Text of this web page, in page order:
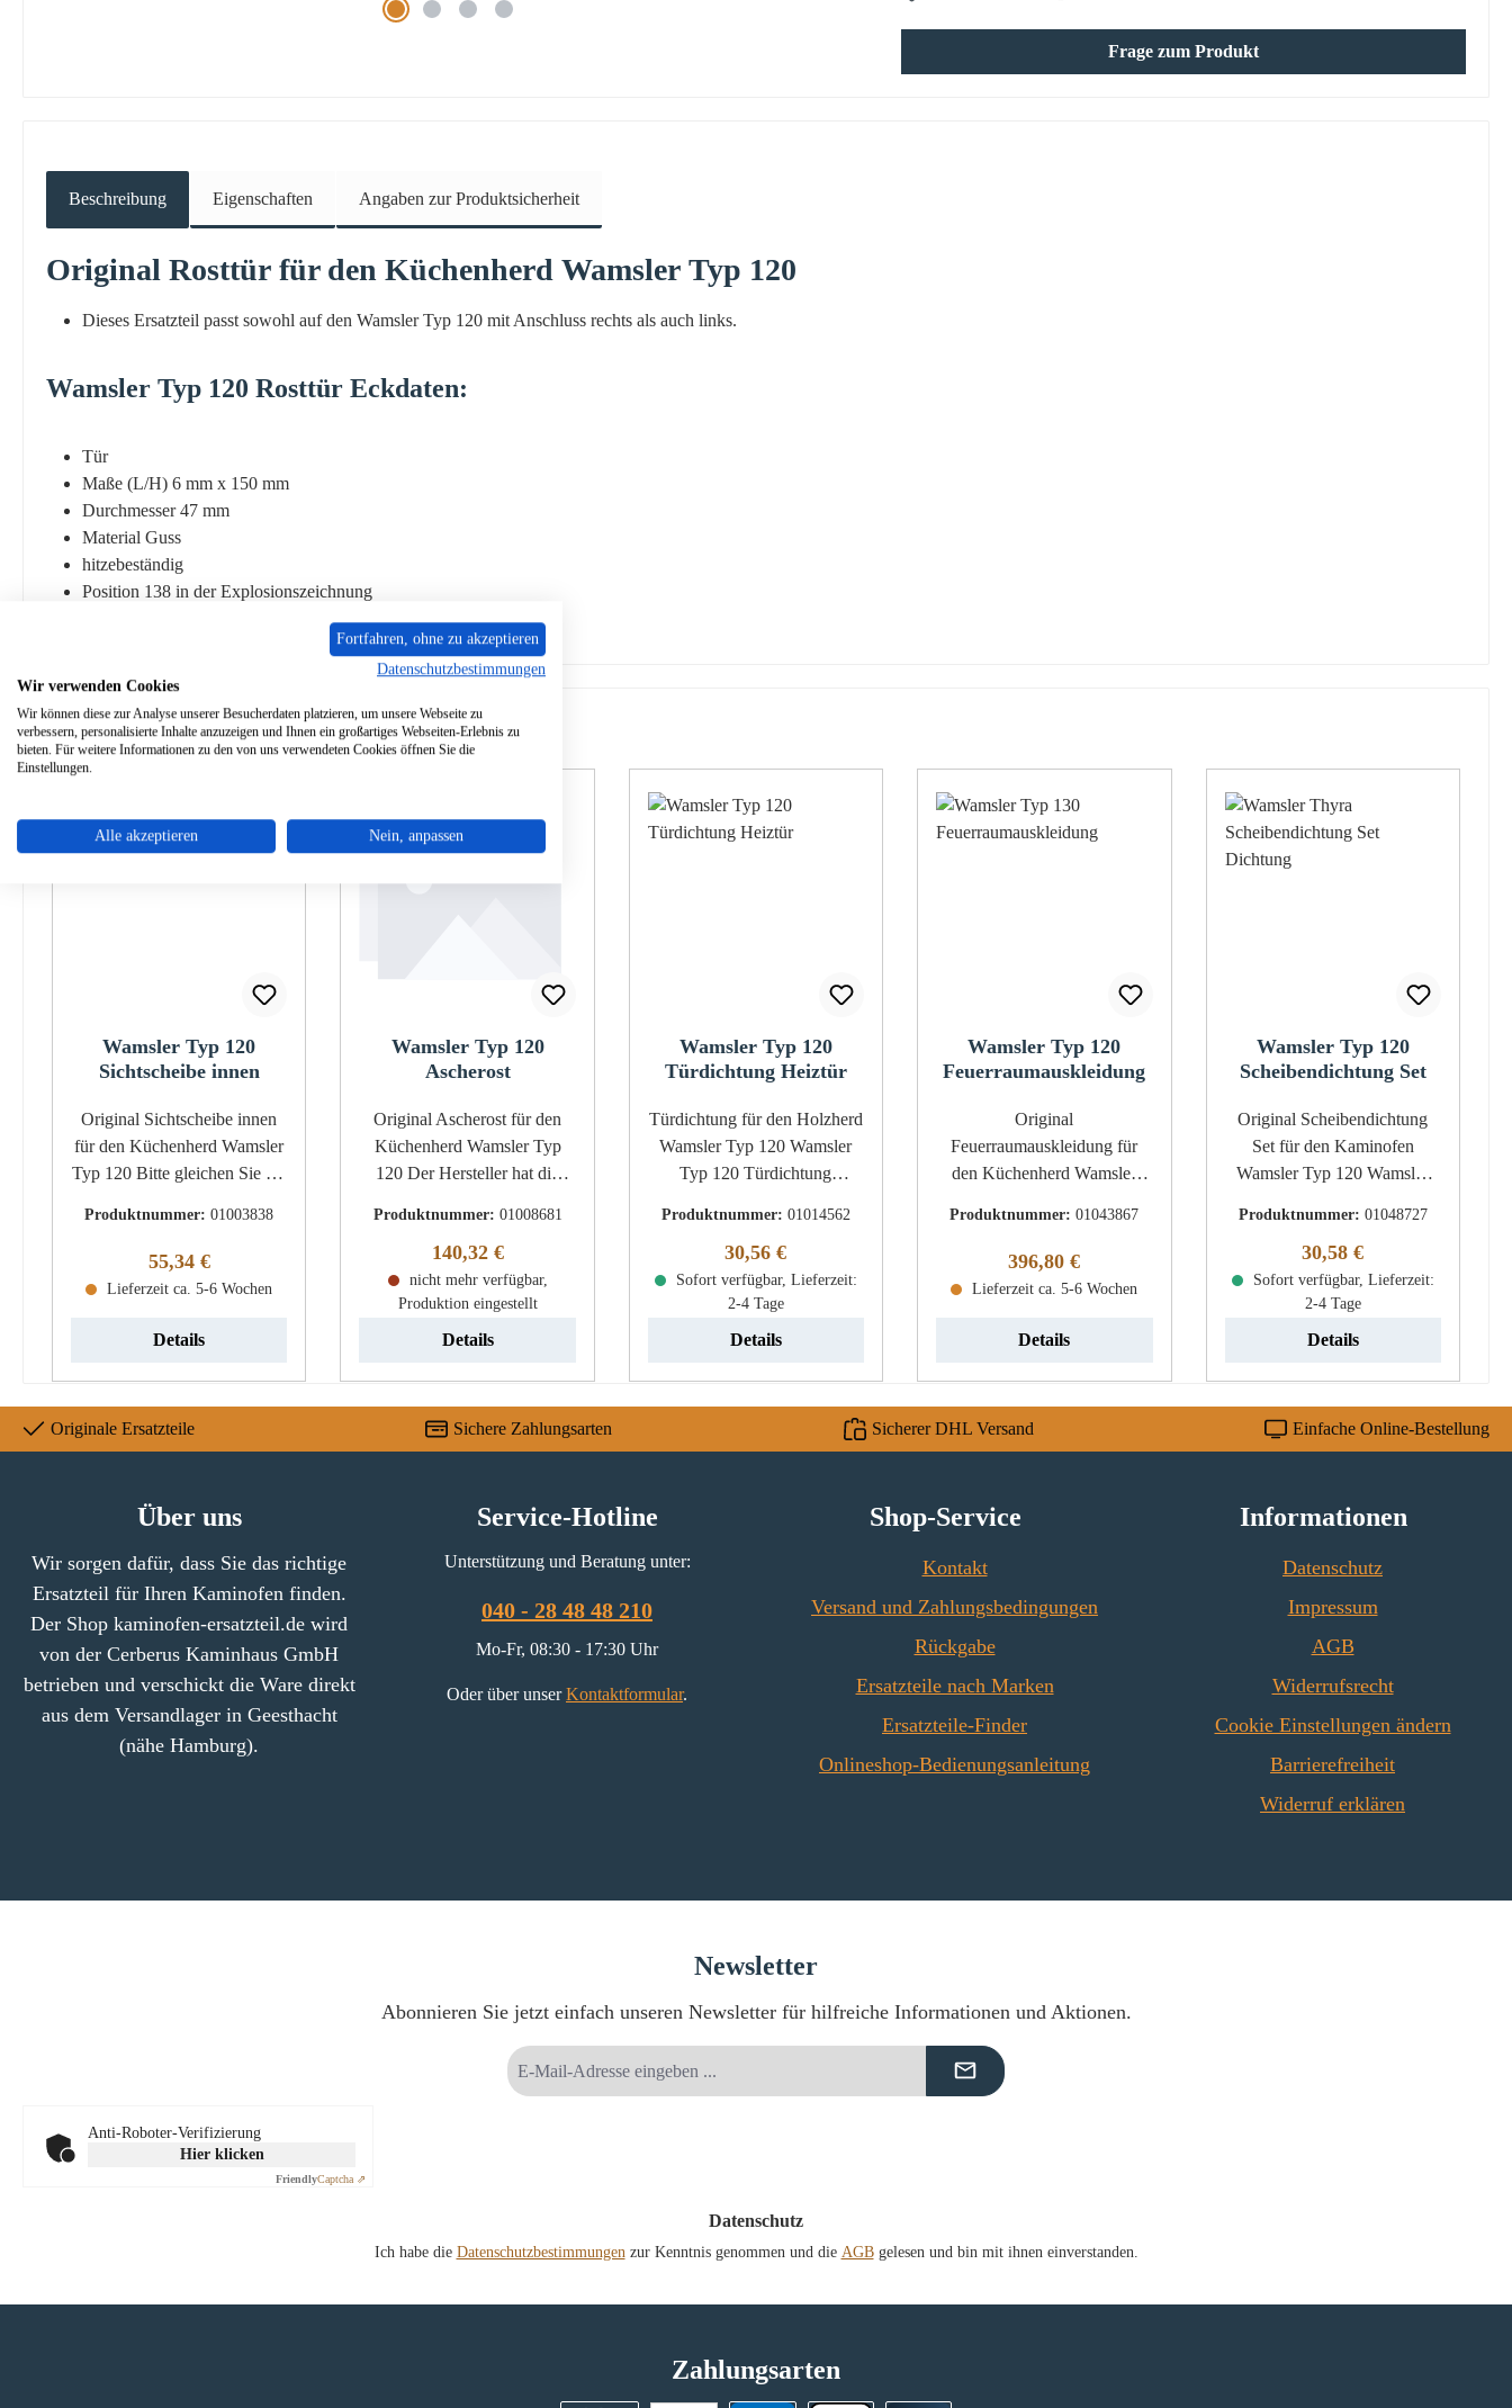
Frage zum Produkt
Beschreibung Eigenschaften Angaben zur Produktsicherheit
Original Rosttür für den Küchenherd Wamsler Typ 120
Dieses Ersatzteil passt sowohl auf den Wamsler Typ 120 mit Anschluss rechts als auch links.
Wamsler Typ 120 Rosttür Eckdaten:
Tür
Maße (L/H) 6 mm x 150 mm
Durchmesser 47 mm
Material Guss
hitzebeständig
Position 138 in der Explosionszeichnung
Ähnliche Artikel
Produktgalerie überspringen
Wamsler Typ 120
Sichtscheibe innen
Original Sichtscheibe innen
für den Küchenherd Wamsler
Typ 120 Bitte gleichen Sie die
Hersteller nur noch diese
Sichtscheibe innen produziert.
Sichtscheibe innen Eckdaten:
hitzebeständig 3-fach gelocht
Durchmesser kleine
Produktnummer:01003838
Regulärer Preis:
55,34 €
Lieferzeit ca. 5-6 Wochen
Details
Wamsler Typ 120
Ascherost
Original Ascherost für den
Küchenherd Wamsler Typ
120 Der Hersteller hat die
einen Restbestand verfügen,
ist dieses Ersatzteil bei uns
erhältlich Wamsler Typ 120
Ascherost Eckdaten:
Produktnummer: 01008681
Regulärer Preis:
140,32 €
nicht mehr verfügbar,
Produktion eingestellt
Details
Wamsler Typ 120
Türdichtung Heiztür
Türdichtung für den Holzherd
Wamsler Typ 120 Wamsler
Typ 120 Türdichtung
Länge 1,40 m Durchmesser 9
mm Position 35 in der
Explosionszeichnung
Produktnummer: 01014562
Regulärer Preis:
30,56 €
Sofort verfügbar, Lieferzeit:
2-4 Tage
Details
Wamsler Typ 120
Feuerraumauskleidung
Original
Feuerraumauskleidung für
den Küchenherd Wamsler
Feuerraumauskleidung
Eckdaten:
Brennraumsteine Material
rechts oben (455 x 140 x 62
Produktnummer:01043867
Regulärer Preis:
396,80 €
Lieferzeit ca. 5-6 Wochen
Details
Wamsler Typ 120
Scheibendichtung Set
Original Scheibendichtung
Set für den Kaminofen
Wamsler Typ 120 Wamsler
Dichtschnur Kordeldichtung
Länge 2,50 m Durchmesser
6mm Kleber Eckdaten: 1
Stück 20ml hitzebeständig
hitzebeständig
Produktnummer: 01048727
Regulärer Preis:
30,58 €
Sofort verfügbar, Lieferzeit:
2-4 Tage
Details
Originale Ersatzteile Sichere Zahlungsarten Sicherer DHL Versand Einfache Online-Bestellung
Über uns
Wir sorgen dafür, dass Sie das richtige
Ersatzteil für Ihren Kaminofen finden.
Der Shop kaminofen-ersatzteil.de wird
von der Cerberus Kaminhaus GmbH
betrieben und verschickt die Ware direkt
aus dem Versandlager in Geesthacht
(nähe Hamburg).
Service-Hotline
Unterstützung und Beratung unter:
040 - 28 48 48 210
Mo-Fr, 08:30 - 17:30 Uhr
Oder über unserKontaktformular.
Shop-Service
Kontakt
Versand und Zahlungsbedingungen
Rückgabe
Ersatzteile nach Marken
Ersatzteile-Finder
Onlineshop-Bedienungsanleitung
Informationen
Datenschutz
Impressum
AGB
Widerrufsrecht
Cookie Einstellungen ändern
Barrierefreiheit
Widerruf erklären
Newsletter
Abonnieren Sie jetzt einfach unseren Newsletter für hilfreiche Informationen und Aktionen.
E-
Mail-
Anti-Roboter-Verifizierung
Hier klicken
FriendlyCaptcha ⇗
Datenschutz
Ich habe die Datenschutzbestimmungenzur Kenntnis genommen und die AGBgelesen und bin mit ihnen einverstanden.
Zahlungsarten
Fortfahren, ohne zu akzeptieren
Datenschutzbestimmungen
Wir verwenden Cookies
Wir können diese zur Analyse unserer Besucherdaten platzieren, um unsere Webseite zu
verbessern, personalisierte Inhalte anzuzeigen und Ihnen ein großartiges Webseiten-Erlebnis zu
bieten. Für weitere Informationen zu den von uns verwendeten Cookies öffnen Sie die
Einstellungen.
Alle akzeptieren Nein, anpassen